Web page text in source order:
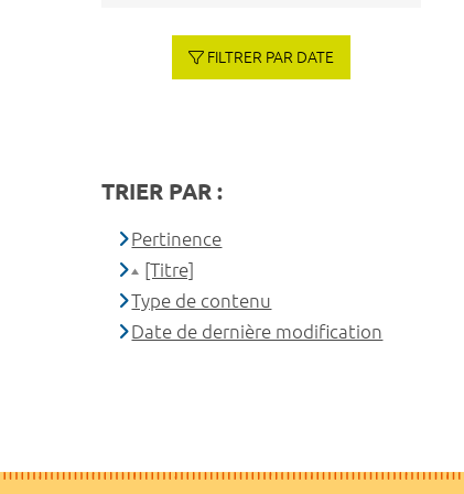
FILTRER PAR DATE
TRIER PAR :
Pertinence
[Titre]
Type de contenu
Date de dernière modification